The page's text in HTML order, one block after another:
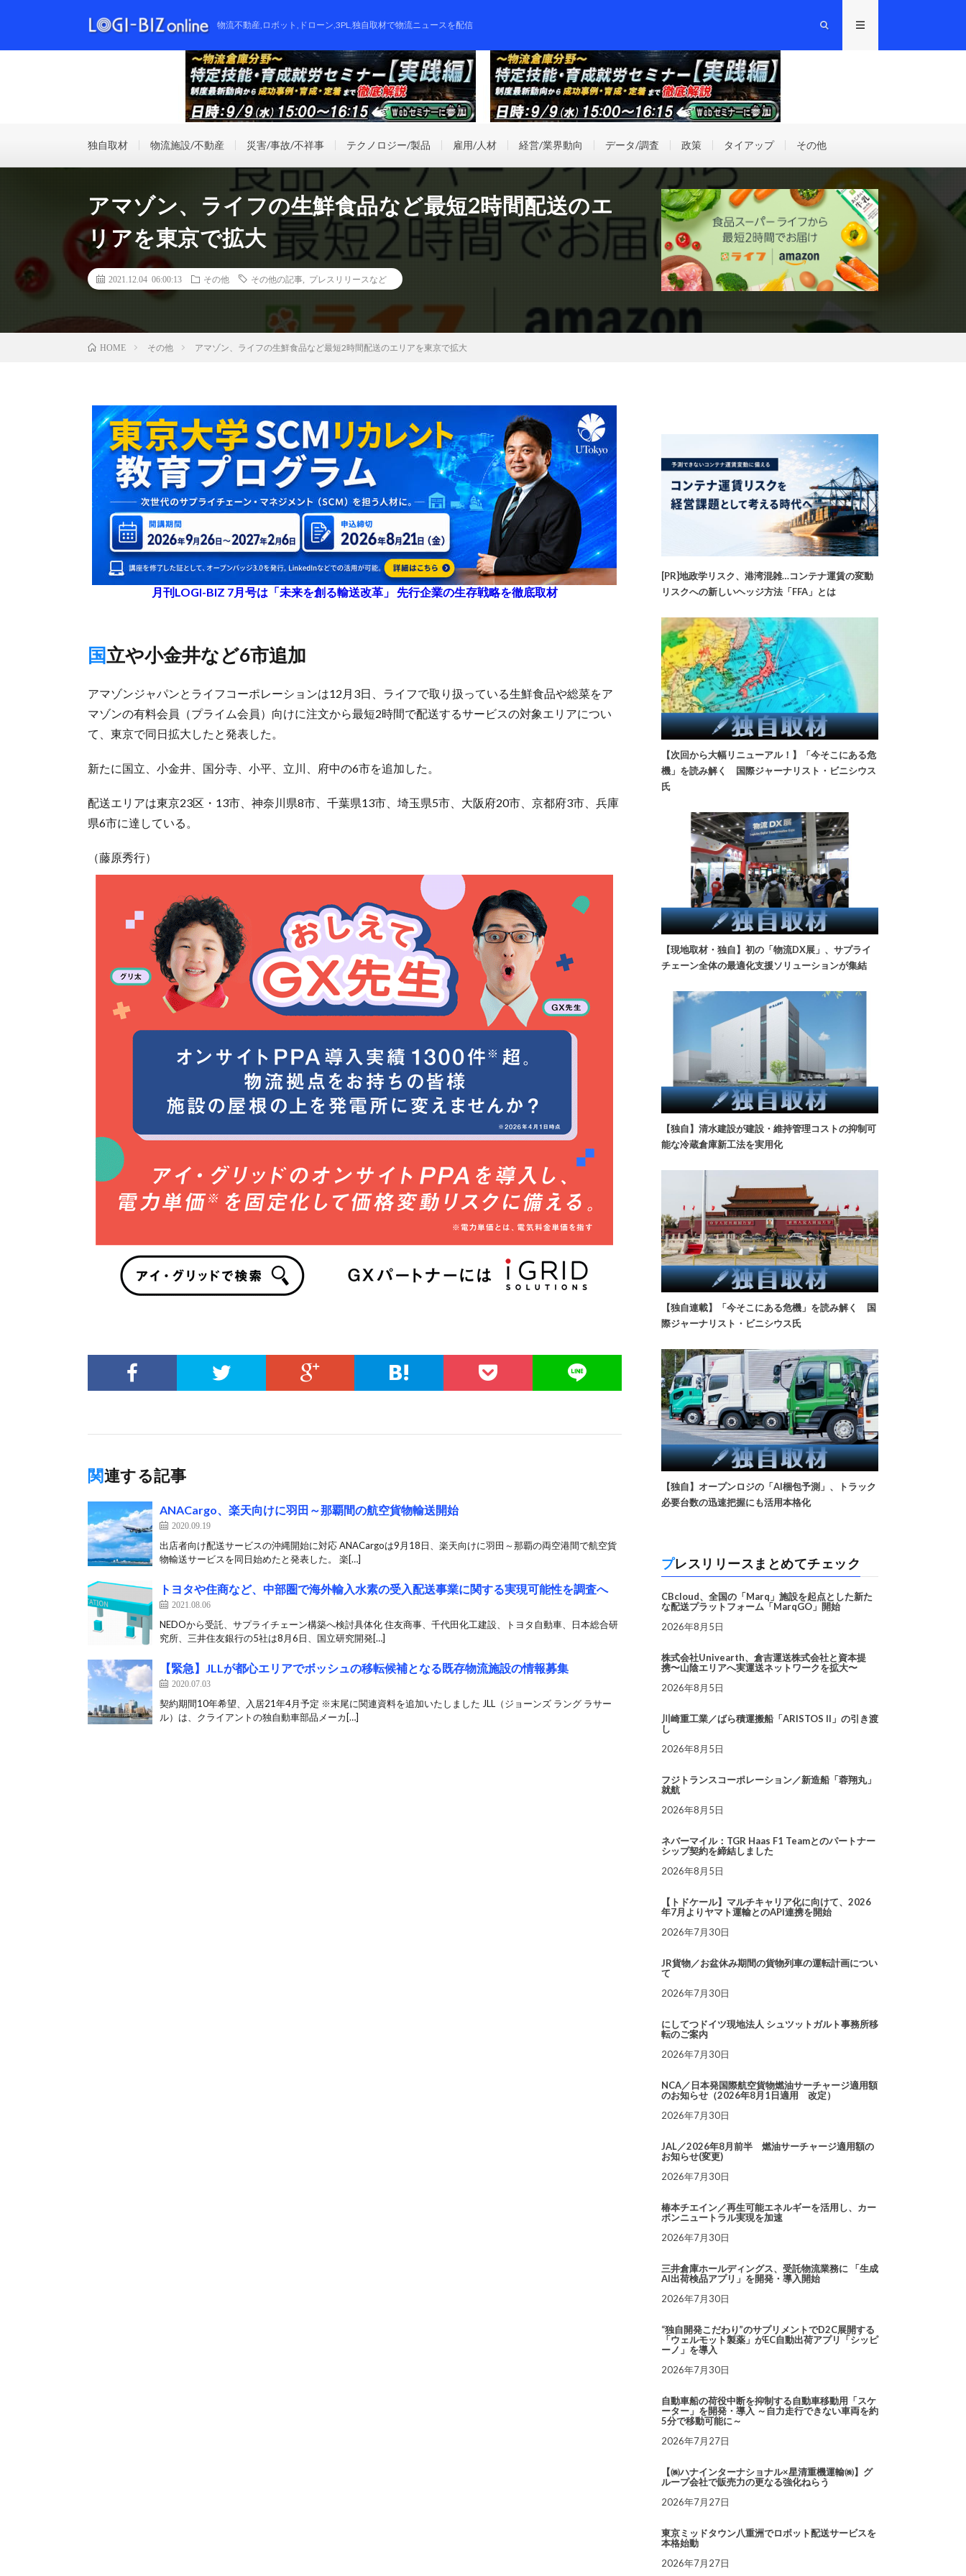
物流不動産,ロボット,ドローン,3PL,独自取材で物流ニュースを配信
独自取材 物流施設/不動産 災害/事故/不祥事 テクノロジー/製品 雇用/人材 経営/業界動向 データ/調査 政策 タイアップ その他
アマゾン、ライフの生鮮食品など最短2時間配送のエ
リアを東京で拡大
2021.12.04 06:00:13 その他 その他の記事 プレスリリースなど
HOME その他 アマゾン、ライフの生鮮食品など最短2時間配送のエリアを東京で拡大
月刊LOGI-BIZ 7月号は「未来を創る輸送改革」 先行企業の生存戦略を徹底取材
国立や小金井など6市追加
アマゾンジャパンとライフコーポレーションは12月3日、ライフで取り扱っている生鮮食品や総菜をア
マゾンの有料会員（プライム会員）向けに注文から最短2時間で配送するサービスの対象エリアについ
て、東京で同日拡大したと発表した。
新たに国立、小金井、国分寺、小平、立川、府中の6市を追加した。
配送エリアは東京23区・13市、神奈川県8市、千葉県13市、埼玉県5市、大阪府20市、京都府3市、兵庫
県6市に達している。
（藤原秀行）
関連する記事
ANACargo、楽天向けに羽田～那覇間の航空貨物輸送開始
2020.09.19
出店者向け配送サービスの沖縄開始に対応 ANACargoは9月18日、楽天向けに羽田～那覇の両空港間で航空貨
物輸送サービスを同日始めたと発表した。 楽[…]
トヨタや住商など、中部圏で海外輸入水素の受入配送事業に関する実現可能性を調査へ
2021.08.06
NEDOから受託、サプライチェーン構築へ検討具体化 住友商事、千代田化工建設、トヨタ自動車、日本総合研
究所、三井住友銀行の5社は8月6日、国立研究開発[…]
【緊急】JLLが都心エリアでボッシュの移転候補となる既存物流施設の情報募集
2020.07.03
契約期間10年希望、入居21年4月予定 ※末尾に関連資料を追加いたしました JLL（ジョーンズ ラング ラサー
ル）は、クライアントの独自動車部品メーカ[…]
[PR]地政学リスク、港湾混雑…コンテナ運賃の変動
リスクへの新しいヘッジ方法「FFA」とは
【次回から大幅リニューアル！】「今そこにある危
機」を読み解く 国際ジャーナリスト・ビニシウス
氏
【現地取材・独自】初の「物流DX展」、サプライ
チェーン全体の最適化支援ソリューションが集結
【独自】清水建設が建設・維持管理コストの抑制可
能な冷蔵倉庫新工法を実用化
【独自連載】「今そこにある危機」を読み解く 国
際ジャーナリスト・ビニシウス氏
【独自】オープンロジの「AI梱包予測」、トラック
必要台数の迅速把握にも活用本格化
プレスリリースまとめてチェック
CBcloud、全国の「Marq」施設を起点とした新た
な配送プラットフォーム「MarqGO」開始
2026年8月5日
株式会社Univearth、倉吉運送株式会社と資本提
携〜山陰エリアへ実運送ネットワークを拡大〜
2026年8月5日
川崎重工業／ばら積運搬船「ARISTOS II」の引き渡
し
2026年8月5日
フジトランスコーポレーション／新造船「蓉翔丸」
就航
2026年8月5日
ネバーマイル：TGR Haas F1 Teamとのパートナー
シップ契約を締結しました
2026年8月5日
【トドケール】マルチキャリア化に向けて、2026
年7月よりヤマト運輸とのAPI連携を開始
2026年7月30日
JR貨物／お盆休み期間の貨物列車の運転計画につい
て
2026年7月30日
にしてつドイツ現地法人 シュツットガルト事務所移
転のご案内
2026年7月30日
NCA／日本発国際航空貨物燃油サーチャージ適用額
のお知らせ（2026年8月1日適用 改定）
2026年7月30日
JAL／2026年8月前半 燃油サーチャージ適用額の
お知らせ(変更)
2026年7月30日
椿本チエイン／再生可能エネルギーを活用し、カー
ボンニュートラル実現を加速
2026年7月30日
三井倉庫ホールディングス、受託物流業務に 「生成
AI出荷検品アプリ」を開発・導入開始
2026年7月30日
“独自開発こだわり”のサプリメントでD2C展開する
「ウェルモット製薬」がEC自動出荷アプリ「シッピ
ーノ」を導入
2026年7月30日
自動車船の荷役中断を抑制する自動車移動用「スケ
ーター」を開発・導入 ～自力走行できない車両を約
5分で移動可能に～
2026年7月27日
【㈱ハナインターナショナル×星清重機運輸㈱】グ
ループ会社で販売力の更なる強化ねらう
2026年7月27日
東京ミッドタウン八重洲でロボット配送サービスを
本格始動
2026年7月27日